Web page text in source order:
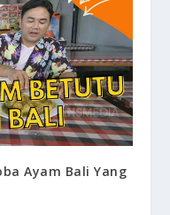
Ayam Bali Yang